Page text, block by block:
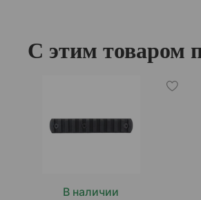
С этим товаром
В наличии